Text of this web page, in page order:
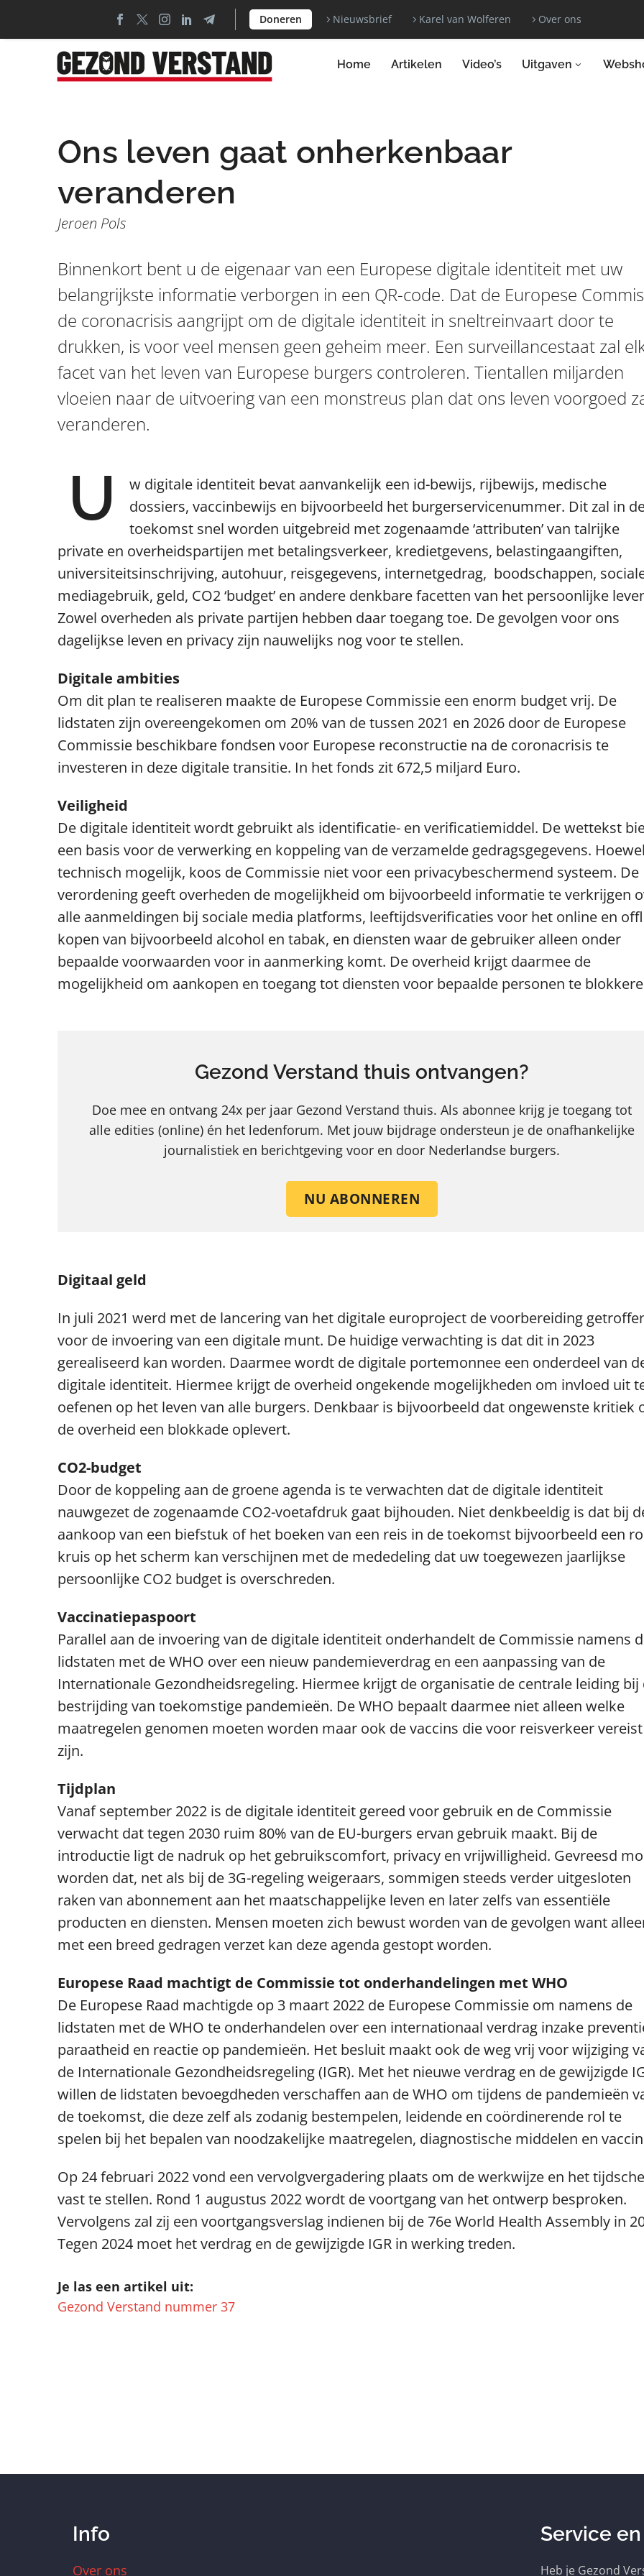
Doneren Nieuwsbrief Karel van Wolferen Over ons
Home Artikelen Video’s Uitgaven
Ons leven gaat onherkenbaar
veranderen
Jeroen Pols
Binnenkort bent u de eigenaar van een Europese digitale identiteit met uw
belangrijkste informatie verborgen in een QR-code. Dat de Europese
de coronacrisis aangrijpt om de digitale identiteit in sneltreinvaart door te
drukken, is voor veel mensen geen geheim meer. Een surveillancestaat zal
facet van het leven van Europese burgers controleren. Tientallen miljarden
vloeien naar de uitvoering van een monstreus plan dat ons leven voorgoed
veranderen.
U
w digitale identiteit bevat aanvankelijk een id-bewijs, rijbewijs, medische
dossiers, vaccinbewijs en bijvoorbeeld het burgerservicenummer. Dit zal in
toekomst snel worden uitgebreid met zogenaamde ‘attributen’ van talrijke
private en overheidspartijen met betalingsverkeer, kredietgevens, belastingaangiften,
universiteitsinschrijving, autohuur, reisgegevens, internetgedrag, boodschappen,
mediagebruik, geld, CO2 ‘budget’ en andere denkbare facetten van het persoonlijke
Zowel overheden als private partijen hebben daar toegang toe. De gevolgen voor ons
dagelijkse leven en privacy zijn nauwelijks nog voor te stellen.
Digitale ambities
Om dit plan te realiseren maakte de Europese Commissie een enorm budget vrij. De
lidstaten zijn overeengekomen om 20% van de tussen 2021 en 2026 door de Europese
Commissie beschikbare fondsen voor Europese reconstructie na de coronacrisis te
investeren in deze digitale transitie. In het fonds zit 672,5 miljard Euro.
Veiligheid
De digitale identiteit wordt gebruikt als identificatie- en verificatiemiddel. De wettekst
een basis voor de verwerking en koppeling van de verzamelde gedragsgegevens.
technisch mogelijk, koos de Commissie niet voor een privacybeschermend systeem. De
verordening geeft overheden de mogelijkheid om bijvoorbeeld informatie te verkrijgen
alle aanmeldingen bij sociale media platforms, leeftijdsverificaties voor het online en
kopen van bijvoorbeeld alcohol en tabak, en diensten waar de gebruiker alleen onder
bepaalde voorwaarden voor in aanmerking komt. De overheid krijgt daarmee de
mogelijkheid om aankopen en toegang tot diensten voor bepaalde personen te
Gezond Verstand thuis ontvangen?
Doe mee en ontvang 24x per jaar Gezond Verstand thuis. Als abonnee krijg je toegang tot
alle edities (online) én het ledenforum. Met jouw bijdrage ondersteun je de onafhankelijke
journalistiek en berichtgeving voor en door Nederlandse burgers.
NU ABONNEREN
Digitaal geld
In juli 2021 werd met de lancering van het digitale europroject de voorbereiding
voor de invoering van een digitale munt. De huidige verwachting is dat dit in 2023
gerealiseerd kan worden. Daarmee wordt de digitale portemonnee een onderdeel van
digitale identiteit. Hiermee krijgt de overheid ongekende mogelijkheden om invloed uit
oefenen op het leven van alle burgers. Denkbaar is bijvoorbeeld dat ongewenste kritiek
de overheid een blokkade oplevert.
CO2-budget
Door de koppeling aan de groene agenda is te verwachten dat de digitale identiteit
nauwgezet de zogenaamde CO2-voetafdruk gaat bijhouden. Niet denkbeeldig is dat bij
aankoop van een biefstuk of het boeken van een reis in de toekomst bijvoorbeeld een
kruis op het scherm kan verschijnen met de mededeling dat uw toegewezen jaarlijkse
persoonlijke CO2 budget is overschreden.
Vaccinatiepaspoort
Parallel aan de invoering van de digitale identiteit onderhandelt de Commissie namens
lidstaten met de WHO over een nieuw pandemieverdrag en een aanpassing van de
Internationale Gezondheidsregeling. Hiermee krijgt de organisatie de centrale leiding bij
bestrijding van toekomstige pandemieën. De WHO bepaalt daarmee niet alleen welke
maatregelen genomen moeten worden maar ook de vaccins die voor reisverkeer vereist
zijn.
Tijdplan
Vanaf september 2022 is de digitale identiteit gereed voor gebruik en de Commissie
verwacht dat tegen 2030 ruim 80% van de EU-burgers ervan gebruik maakt. Bij de
introductie ligt de nadruk op het gebruikscomfort, privacy en vrijwilligheid. Gevreesd
worden dat, net als bij de 3G-regeling weigeraars, sommigen steeds verder uitgesloten
raken van abonnement aan het maatschappelijke leven en later zelfs van essentiële
producten en diensten. Mensen moeten zich bewust worden van de gevolgen want
met een breed gedragen verzet kan deze agenda gestopt worden.
Europese Raad machtigt de Commissie tot onderhandelingen met WHO
De Europese Raad machtigde op 3 maart 2022 de Europese Commissie om namens de
lidstaten met de WHO te onderhandelen over een internationaal verdrag inzake
paraatheid en reactie op pandemieën. Het besluit maakt ook de weg vrij voor wijziging
de Internationale Gezondheidsregeling (IGR). Met het nieuwe verdrag en de gewijzigde
willen de lidstaten bevoegdheden verschaffen aan de WHO om tijdens de pandemieën
de toekomst, die deze zelf als zodanig bestempelen, leidende en coördinerende rol te
spelen bij het bepalen van noodzakelijke maatregelen, diagnostische middelen en
Op 24 februari 2022 vond een vervolgvergadering plaats om de werkwijze en het
vast te stellen. Rond 1 augustus 2022 wordt de voortgang van het ontwerp besproken.
Vervolgens zal zij een voortgangsverslag indienen bij de 76e World Health Assembly in
Tegen 2024 moet het verdrag en de gewijzigde IGR in werking treden.
Je las een artikel uit:
Gezond Verstand nummer 37
Info
Over ons
Service
Heb je Gezond